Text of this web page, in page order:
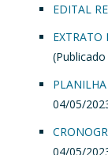
EDITAL
EXTRATO
04/05/
04/05/